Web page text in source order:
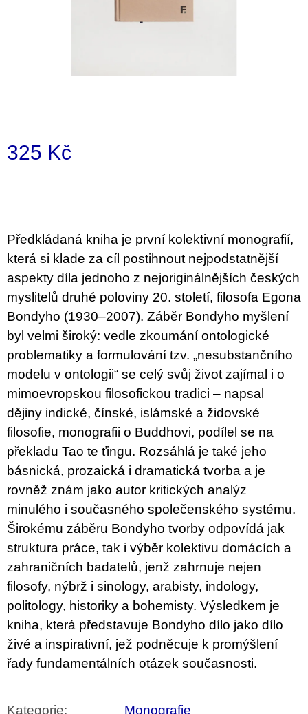
325 Kč
Předkládaná kniha je první kolektivní monografií,
která si klade za cíl postihnout nejpodstatnější
aspekty díla jednoho z nejoriginálnějších českých
myslitelů druhé poloviny 20. století, filosofa Egona
Bondyho (1930–2007). Záběr Bondyho myšlení
byl velmi široký: vedle zkoumání ontologické
problematiky a formulování tzv. „nesubstančního
modelu v ontologii“ se celý svůj život zajímal i o
mimoevropskou filosofickou tradici – napsal
dějiny indické, čínské, islámské a židovské
filosofie, monografii o Buddhovi, podílel se na
překladu Tao te ťingu. Rozsáhlá je také jeho
básnická, prozaická i dramatická tvorba a je
rovněž znám jako autor kritických analýz
minulého i současného společenského systému.
Širokému záběru Bondyho tvorby odpovídá jak
struktura práce, tak i výběr kolektivu domácích a
zahraničních badatelů, jenž zahrnuje nejen
filosofy, nýbrž i sinology, arabisty, indology,
politology, historiky a bohemisty. Výsledkem je
kniha, která představuje Bondyho dílo jako dílo
živé a inspirativní, jež podněcuje k promýšlení
řady fundamentálních otázek současnosti.
Kategorie:
Monografie
r
u
č
u
j
e
m
e
ČAS
NA
DRUHOU
:
SMĚNU
VÝBĚR
Z
TEXTŮ
2022 –
Kč